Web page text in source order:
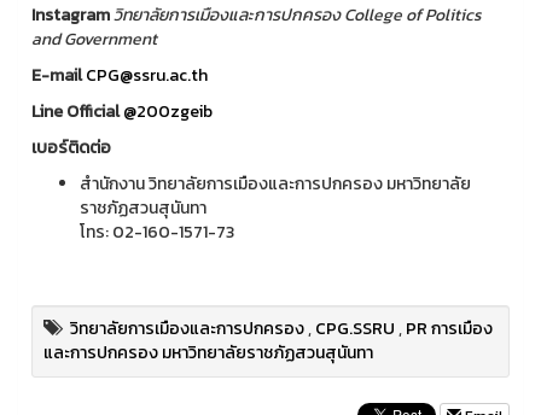
Instagramวิทยาลัยการเมืองและการปกครอง College of Politics
and Government
E-mailCPG@ssru.ac.th
Line Official@200zgeib
เบอร์ติดต่อ
สำนักงาน วิทยาลัยการเมืองและการปกครอง มหาวิทยาลัย
ราชภัฏสวนสุนันทา
โทร: 02-160-1571-73
วิทยาลัยการเมืองและการปกครอง,CPG.SSRU,PR การเมือง
และการปกครอง มหาวิทยาลัยราชภัฏสวนสุนันทา